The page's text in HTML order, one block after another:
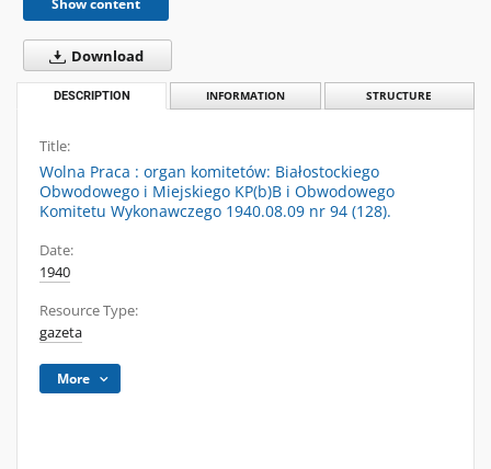
Show content
Download
DESCRIPTION INFORMATION STRUCTURE
Title:
Wolna Praca : organ komitetów: Białostockiego
Obwodowego i Miejskiego KP(b)B i Obwodowego
Komitetu Wykonawczego 1940.08.09 nr 94 (128).
Date:
1940
Resource Type:
gazeta
More